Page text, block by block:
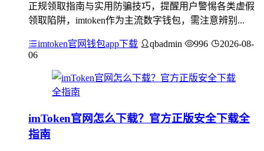
正规领取指南与实用防骗技巧，提醒用户警惕各类虚假
领取陷阱，imtoken作为主流数字钱包，需注意辨别...
imtoken官网钱包app下载 qbadmin 996
2026-08-
06
imToken官网怎么下载？官方正版安全下载全
指南